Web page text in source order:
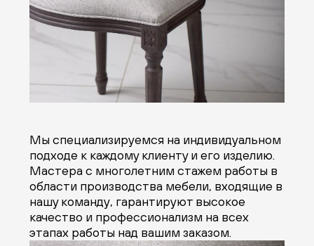
Мы специализируемся на индивидуальном
подходе к каждому клиенту и его изделию.
Мастера с многолетним стажем работы в
области производства мебели, входящие в
нашу команду, гарантируют высокое
качество и профессионализм на всех
этапах работы над вашим заказом.